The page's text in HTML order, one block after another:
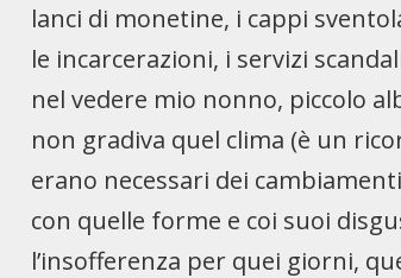
lanci di monetine, i cappi
le incarcerazioni, i servizi
nel vedere mio nonno, piccolo
non gradiva quel clima (è un
erano necessari dei
con quelle forme e coi suoi
l’insofferenza per quei giorni,